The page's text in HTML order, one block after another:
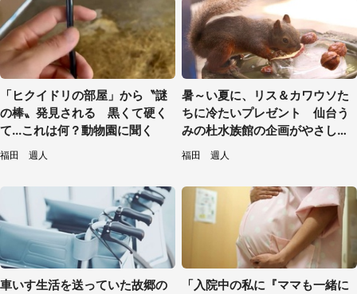
「ヒクイドリの部屋」から〝謎
の棒〟発見される 黒くて硬く
て...これは何？動物園に聞く
福田 週人
暑～い夏に、リス＆カワウソた
ちに冷たいプレゼント 仙台う
みの杜水族館の企画がやさしい
【7／31～8／23】
福田 週人
車いす生活を送っていた故郷の
「入院中の私に『ママも一緒に